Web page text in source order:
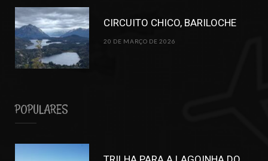
CIRCUITO CHICO, BARILOCHE
20 DE MARÇO DE 2026
POPULARES